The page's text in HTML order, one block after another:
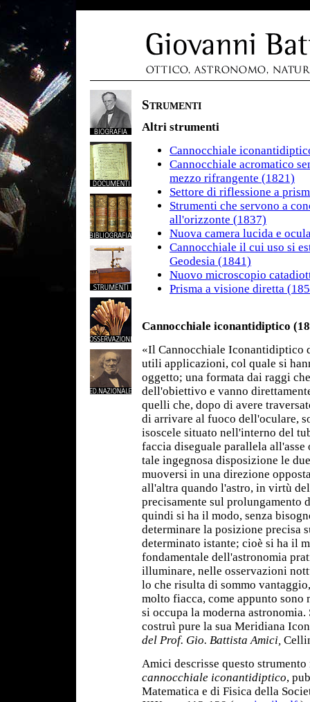
Strumenti
Altri strumenti
Cannocchiale
Cannocchiale acromatico
mezzo rifrangente (1821)
Settore di riflessione a
Strumenti che servono a
all'orizzonte (1837)
Nuova camera lucida e
Cannocchiale il cui uso si
Geodesia (1841)
Nuovo microscopio
Prisma a visione diretta
Cannocchiale iconantidiptico
«Il Cannocchiale Iconantidiptico
utili applicazioni, col quale si
oggetto; una formata dai raggi
dell'obiettivo e vanno
quelli che, dopo di avere
di arrivare al fuoco dell'oculare,
isoscele situato nell'interno del
faccia diseguale parallela
tale ingegnosa disposizione le
muoversi in una direzione
all'altra quando l'astro, in virtù
precisamente sul prolungamento
quindi si ha il modo, senza
determinare la posizione precisa
determinato istante; cioè si ha il
fondamentale dell'astronomia
illuminare, nelle osservazioni
lo che risulta di sommo
molto fiacca, come appunto
si occupa la moderna
costruì pure la sua Meridiana
del Prof. Gio. Battista Amici,
Amici descrisse questo
cannocchiale iconantidiptico,
Matematica e di Fisica della